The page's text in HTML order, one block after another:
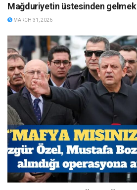
Mağduriyetin üstesinden gelmek
MARCH 31, 2026